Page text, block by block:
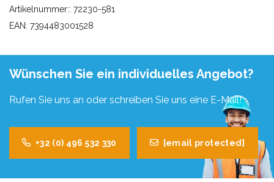
Artikelnummer:: 72230-581
EAN: 7394483001528
Wünschen Sie ein individuelles Angebot?
Rufen Sie uns an oder schreiben Sie uns eine E-Mail!
+32 (0) 496 532 330 [email protected]